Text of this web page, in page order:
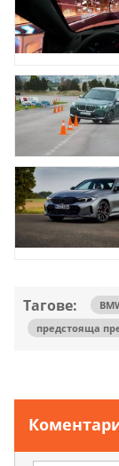
Тагове:
предстояща